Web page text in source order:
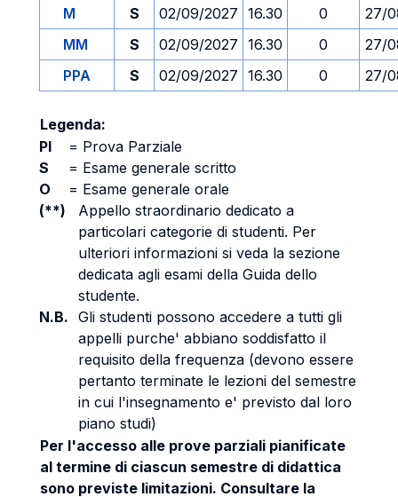
M
S 02/09/2027 16.30 0
27/
MM
S 02/09/2027 16.30 0
27/
PPA
S 02/09/2027 16.30 0 27/
Legenda:
PI
= Prova Parziale
S
= Esame generale scritto
O
= Esame generale orale
(**)
Appello straordinario dedicato a
particolari categorie di studenti. Per
ulteriori informazioni si veda la sezione
dedicata agli esami della Guida dello
studente.
N.B. Gli studenti possono accedere a tutti gli
appelli purche' abbiano soddisfatto il
requisito della frequenza (devono essere
pertanto terminate le lezioni del semestre
in cui l'insegnamento e' previsto dal loro
piano studi)
Per l'accesso alle prove parziali pianificate
al termine di ciascun semestre di didattica
sono previste limitazioni. Consultare la